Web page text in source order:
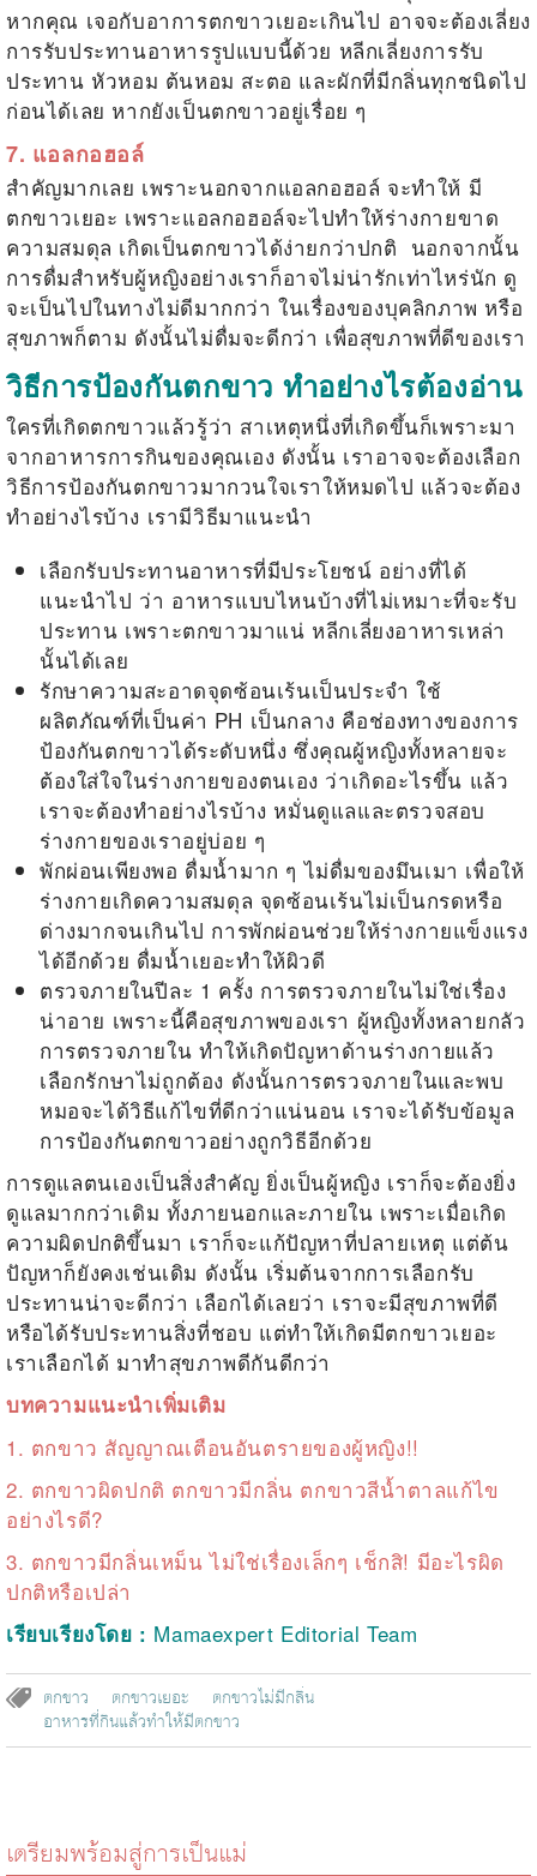
หากคุณ เจอกับอาการตกขาวเยอะเกินไป อาจจะต้องเลี่ยง
การรับประทานอาหารรูปแบบนี้ด้วย หลีกเลี่ยงการรับ
ประทาน หัวหอม ต้นหอม สะตอ และผักที่มีกลิ่นทุกชนิดไป
ก่อนได้เลย หากยังเป็นตกขาวอยู่เรื่อย ๆ
7. แอลกอฮอล์
สำคัญมากเลย เพราะนอกจากแอลกอฮอล์ จะทำให้ มี
ตกขาวเยอะ เพราะแอลกอฮอล์จะไปทำให้ร่างกายขาด
ความสมดุล เกิดเป็นตกขาวได้ง่ายกว่าปกติ นอกจากนั้น
การดื่มสำหรับผู้หญิงอย่างเราก็อาจไม่น่ารักเท่าไหร่นัก ดู
จะเป็นไปในทางไม่ดีมากกว่า ในเรื่องของบุคลิกภาพ หรือ
สุขภาพก็ตาม ดังนั้นไม่ดื่มจะดีกว่า เพื่อสุขภาพที่ดีของเรา
วิธีการป้องกันตกขาว ทำอย่างไรต้องอ่าน
ใครที่เกิดตกขาวแล้วรู้ว่า สาเหตุหนึ่งที่เกิดขึ้นก็เพราะมา
จากอาหารการกินของคุณเอง ดังนั้น เราอาจจะต้องเลือก
วิธีการป้องกันตกขาวมากวนใจเราให้หมดไป แล้วจะต้อง
ทำอย่างไรบ้าง เรามีวิธีมาแนะนำ
เลือกรับประทานอาหารที่มีประโยชน์ อย่างที่ได้
แนะนำไป ว่า อาหารแบบไหนบ้างที่ไม่เหมาะที่จะรับ
ประทาน เพราะตกขาวมาแน่ หลีกเลี่ยงอาหารเหล่า
นั้นได้เลย
รักษาความสะอาดจุดซ้อนเร้นเป็นประจำ ใช้
ผลิตภัณฑ์ที่เป็นค่า PH เป็นกลาง คือช่องทางของการ
ป้องกันตกขาวได้ระดับหนึ่ง ซึ่งคุณผู้หญิงทั้งหลายจะ
ต้องใส่ใจในร่างกายของตนเอง ว่าเกิดอะไรขึ้น แล้ว
เราจะต้องทำอย่างไรบ้าง หมั่นดูแลและตรวจสอบ
ร่างกายของเราอยู่บ่อย ๆ
พักผ่อนเพียงพอ ดื่มน้ำมาก ๆ ไม่ดื่มของมึนเมา เพื่อให้
ร่างกายเกิดความสมดุล จุดซ้อนเร้นไม่เป็นกรดหรือ
ด่างมากจนเกินไป การพักผ่อนช่วยให้ร่างกายแข็งแรง
ได้อีกด้วย ดื่มน้ำเยอะทำให้ผิวดี
ตรวจภายในปีละ 1 ครั้ง การตรวจภายในไม่ใช่เรื่อง
น่าอาย เพราะนี้คือสุขภาพของเรา ผู้หญิงทั้งหลายกลัว
การตรวจภายใน ทำให้เกิดปัญหาด้านร่างกายแล้ว
เลือกรักษาไม่ถูกต้อง ดังนั้นการตรวจภายในและพบ
หมอจะได้วิธีแก้ไขที่ดีกว่าแน่นอน เราจะได้รับข้อมูล
การป้องกันตกขาวอย่างถูกวิธีอีกด้วย
การดูแลตนเองเป็นสิ่งสำคัญ ยิ่งเป็นผู้หญิง เราก็จะต้องยิ่ง
ดูแลมากกว่าเดิม ทั้งภายนอกและภายใน เพราะเมื่อเกิด
ความผิดปกติขึ้นมา เราก็จะแก้ปัญหาที่ปลายเหตุ แต่ต้น
ปัญหาก็ยังคงเช่นเดิม ดังนั้น เริ่มต้นจากการเลือกรับ
ประทานน่าจะดีกว่า เลือกได้เลยว่า เราจะมีสุขภาพที่ดี
หรือได้รับประทานสิ่งที่ชอบ แต่ทำให้เกิดมีตกขาวเยอะ
เราเลือกได้ มาทำสุขภาพดีกันดีกว่า
บทความแนะนำเพิ่มเติม
1. ตกขาว สัญญาณเตือนอันตรายของผู้หญิง!!
2. ตกขาวผิดปกติ ตกขาวมีกลิ่น ตกขาวสีน้ำตาลแก้ไข
อย่างไรดี?
3. ตกขาวมีกลิ่นเหม็น ไม่ใช่เรื่องเล็กๆ เช็กสิ! มีอะไรผิด
ปกติหรือเปล่า
เรียบเรียงโดย : Mamaexpert Editorial Team
ตกขาว ตกขาวเยอะ
ตกขาวไม่มีกลิ่น
อาหารที่กินแล้วทำให้มีตกขาว
เตรียมพร้อมสู่การเป็นแม่